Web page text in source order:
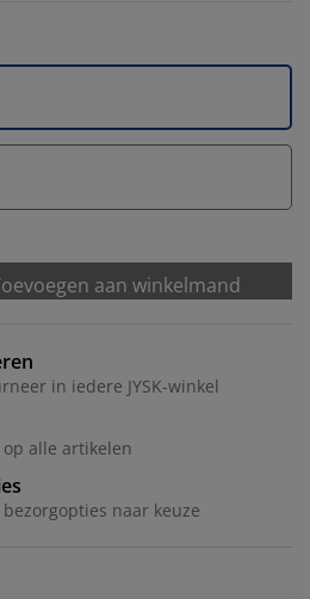
aan winkelmand
in iedere JYSK-winkel
alle artikelen
naar keuze